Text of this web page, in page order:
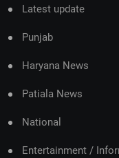
Latest update
Punjab
Haryana News
Patiala News
National
Entertainment /